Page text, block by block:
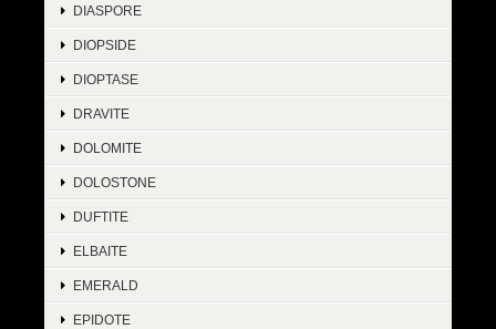
DIASPORE
DIOPSIDE
DIOPTASE
DRAVITE
DOLOMITE
DOLOSTONE
DUFTITE
ELBAITE
EMERALD
EPIDOTE